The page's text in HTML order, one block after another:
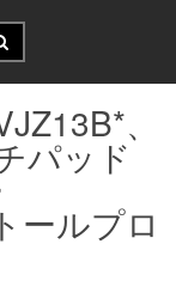
、
パッド
ールプロ